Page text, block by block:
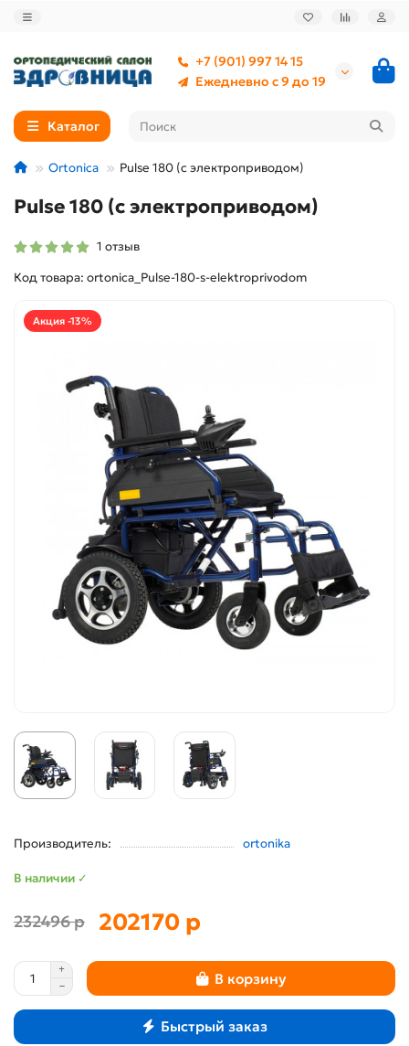
+7 (901) 997 14 15
Ежедневно с 9 до 19
Каталог
Ortonica Pulse 180 (с электроприводом)
Pulse 180 (с электроприводом)
1 отзыв
Код товара: ortonica_Pulse-180-s-elektroprivodom
Акция -13%
Производитель: ortonika
В наличии ✓
232496 р 202170 р
В корзину
Быстрый заказ